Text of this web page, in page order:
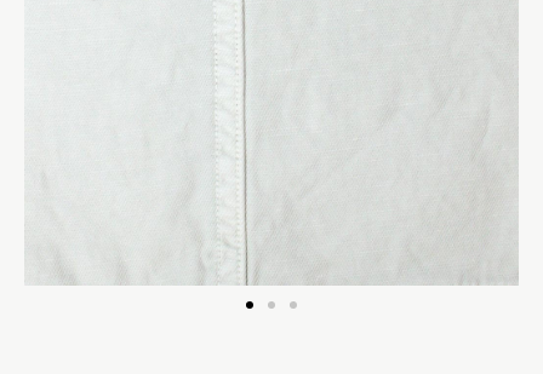
I TESSUTI
La Stagione Autunno/Inverno
La Stagione Primavera/Estate
Le sotto-collezioni
Le caratteristiche